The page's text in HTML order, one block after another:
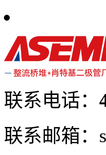
联系电话：
联系邮箱：